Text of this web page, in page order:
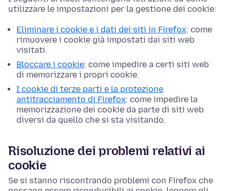
utilizzare le impostazioni per la gestione dei cookie:
Eliminare i cookie e i dati dei siti in Firefox: come
rimuovere i cookie già impostati dai siti web
visitati.
Bloccare i cookie: come impedire a certi siti web
di memorizzare i propri cookie.
I cookie di terze parti e la protezione
antitracciamento di Firefox: come impedire la
memorizzazione dei cookie da parte di siti web
diversi da quello che si sta visitando.
Risoluzione dei problemi relativi ai
cookie
Se si stanno riscontrando problemi con Firefox che